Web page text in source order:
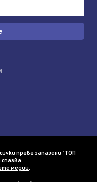
права запазени "ТОП
медии.